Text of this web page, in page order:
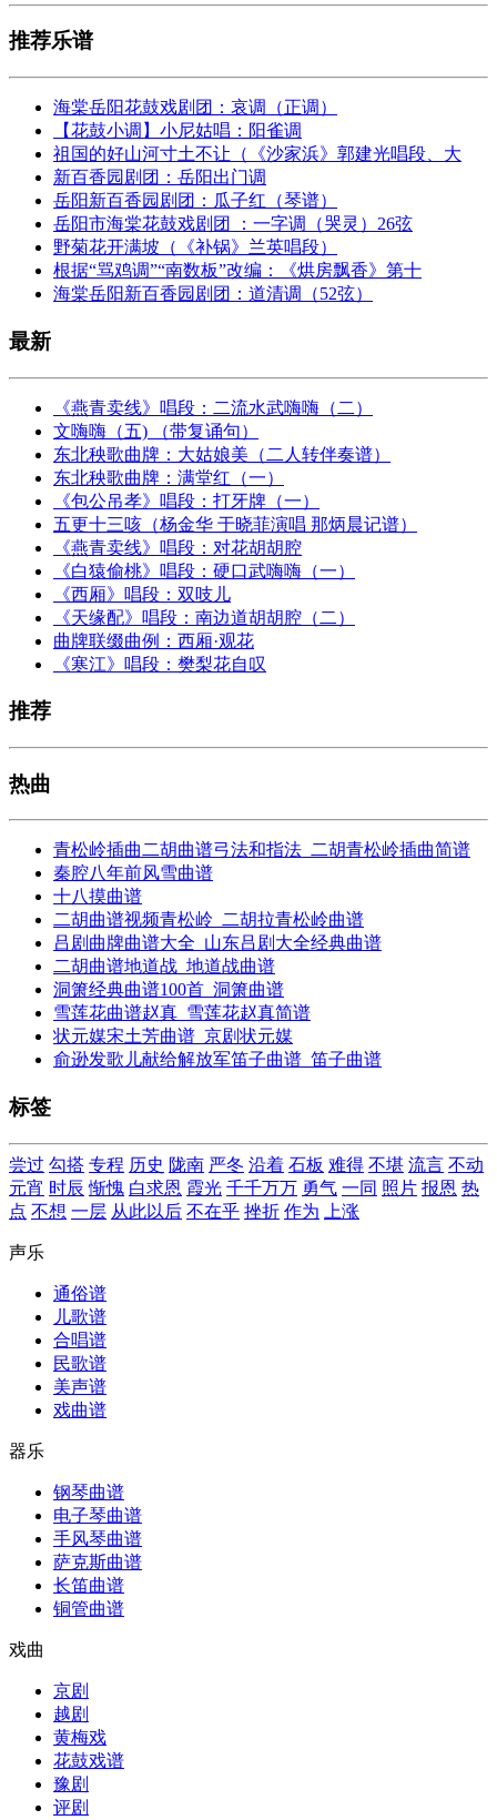
推荐乐谱
海棠岳阳花鼓戏剧团：哀调（正调）
【花鼓小调】小尼姑唱：阳雀调
祖国的好山河寸土不让（《沙家浜》郭建光唱段、大
新百香园剧团：岳阳出门调
岳阳新百香园剧团：瓜子红（琴谱）
岳阳市海棠花鼓戏剧团 ：一字调（哭灵）26弦
野菊花开满坡（《补锅》兰英唱段）
根据“骂鸡调”“南数板”改编：《烘房飘香》第十
海棠岳阳新百香园剧团：道清调（52弦）
最新
《燕青卖线》唱段：二流水武嗨嗨（二）
文嗨嗨（五) （带复诵句）
东北秧歌曲牌：大姑娘美（二人转伴奏谱）
东北秧歌曲牌：满堂红（一）
《包公吊孝》唱段：打牙牌（一）
五更十三咳（杨金华 于晓菲演唱 那炳晨记谱）
《燕青卖线》唱段：对花胡胡腔
《白猿偷桃》唱段：硬口武嗨嗨（一）
《西厢》唱段：双吱儿
《天缘配》唱段：南边道胡胡腔（二）
曲牌联缀曲例：西厢·观花
《寒江》唱段：樊梨花自叹
推荐
热曲
青松岭插曲二胡曲谱弓法和指法_二胡青松岭插曲简谱
秦腔八年前风雪曲谱
十八摸曲谱
二胡曲谱视频青松岭_二胡拉青松岭曲谱
吕剧曲牌曲谱大全_山东吕剧大全经典曲谱
二胡曲谱地道战_地道战曲谱
洞箫经典曲谱100首_洞箫曲谱
雪莲花曲谱赵真_雪莲花赵真简谱
状元媒宋土芳曲谱_京剧状元媒
俞逊发歌儿献给解放军笛子曲谱_笛子曲谱
标签
尝过 勾搭 专程 历史 陇南 严冬 沿着 石板 难得 不堪 流言 不动
元宵 时辰 惭愧 白求恩 霞光 千千万万 勇气 一同 照片 报恩 热
点 不想 一层 从此以后 不在乎 挫折 作为 上涨
声乐
通俗谱
儿歌谱
合唱谱
民歌谱
美声谱
戏曲谱
器乐
钢琴曲谱
电子琴曲谱
手风琴曲谱
萨克斯曲谱
长笛曲谱
铜管曲谱
戏曲
京剧
越剧
黄梅戏
花鼓戏谱
豫剧
评剧